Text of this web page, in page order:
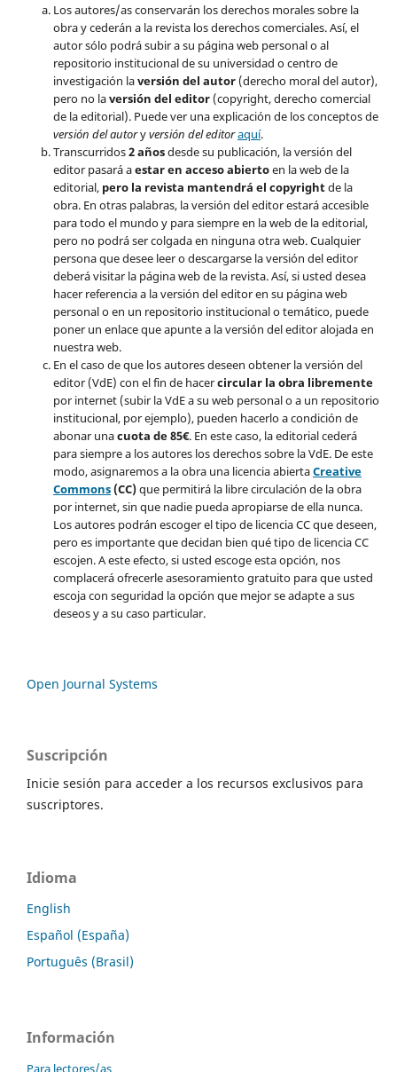
Los autores/as conservarán los derechos morales sobre la
obra y cederán a la revista los derechos comerciales. Así, el
autor sólo podrá subir a su página web personal o al
repositorio institucional de su universidad o centro de
investigación laversión del autor(derecho moral del autor),
pero no laversión del editor(copyright, derecho comercial
de la editorial). Puede ver una explicación de los conceptos de
versión del autoryversión del editoraquí.
Transcurridos2 añosdesde su publicación, la versión del
editor pasará aestar en acceso abiertoen la web de la
editorial, pero la revista mantendrá el copyrightde la
obra. En otras palabras, la versión del editor estará accesible
para todo el mundo y para siempre en la web de la editorial,
pero no podrá ser colgada en ninguna otra web. Cualquier
persona que desee leer o descargarse la versión del editor
deberá visitar la página web de la revista. Así, si usted desea
hacer referencia a la versión del editor en su página web
personal o en un repositorio institucional o temático, puede
poner un enlace que apunte a la versión del editor alojada en
nuestra web.
En el caso de que los autores deseen obtener la versión del
editor (VdE) con el fin de hacercircular la obra libremente
por internet (subir la VdE a su web personal o a un repositorio
institucional, por ejemplo), pueden hacerlo a condición de
abonar unacuota de 85€. En este caso, la editorial cederá
para siempre a los autores los derechos sobre la VdE. De este
modo, asignaremos a la obra una licencia abiertaCreative
Commons(CC)que permitirá la libre circulación de la obra
por internet, sin que nadie pueda apropiarse de ella nunca.
Los autores podrán escoger el tipo de licencia CC que deseen,
pero es importante que decidan bien qué tipo de licencia CC
escojen. A este efecto, si usted escoge esta opción, nos
complacerá ofrecerle asesoramiento gratuito para que usted
escoja con seguridad la opción que mejor se adapte a sus
deseos y a su caso particular.
Open Journal Systems
Suscripción
Inicie sesión para acceder a los recursos exclusivos para
suscriptores.
Idioma
English
Español (España)
Português (Brasil)
Información
Para lectores/as